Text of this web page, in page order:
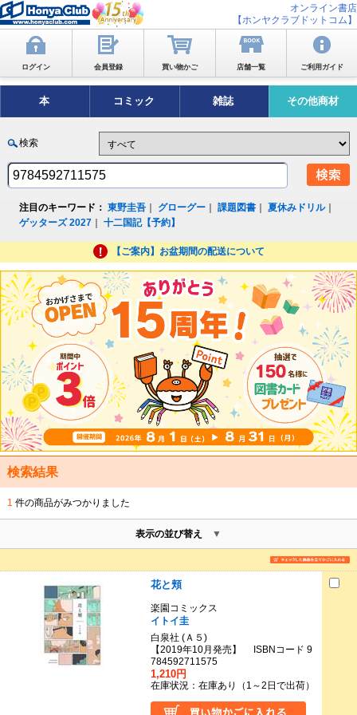
オンライン書店
【ホンヤクラブドットコム】
ログイン 会員登録 買い物かご 店舗一覧 ご利用ガイド
本 コミック 雑誌 その他商材
検索
注目のキーワード： 東野圭吾 グローグー ｜課題図書 ｜夏休みドリル｜
ゲッターズ 2027 ｜十二国記【予約】
【ご案内】お盆期間の配送について
検索結果
1 件の商品がみつかりました
表示の並び替え
花と頬
楽園コミックス
イトイ圭
白泉社 (Ａ５)
【2019年10月発売】 ISBNコード 9
784592711575
1,210円
在庫状況：在庫あり（1～2日で出荷）